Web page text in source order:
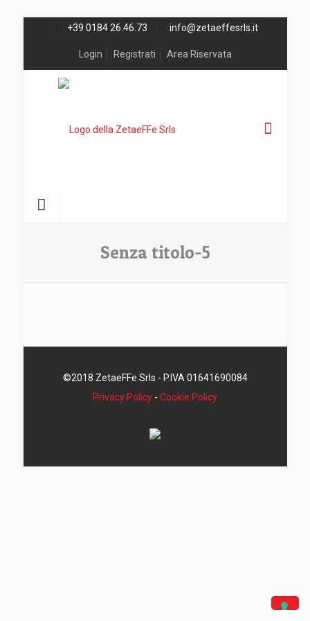
+39 0184 26.46.73 info@zetaeffesrls.it
Login Registrati Area Riservata
Senza titolo-5
©2018 ZetaeFFe Srls - P.IVA 01641690084
Privacy Policy - Cookie Policy